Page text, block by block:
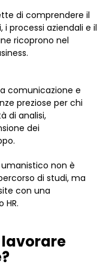
di comprendere il
processi aziendali e il
ricoprono nel
comunicazione e
preziose per chi
di analisi,
dei
non è
di studi, ma
con una
lavorare